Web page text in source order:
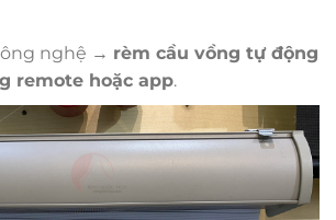
nghệ → rèm cầu vồng tự động
remote hoặc app.